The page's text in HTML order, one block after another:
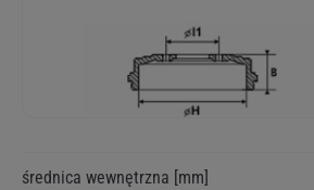
średnica wewnętrzna [mm]